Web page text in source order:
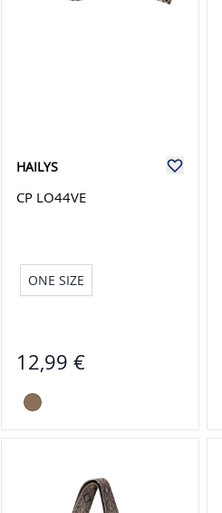
HAILYS
CP LO44VE
ONE SIZE
12,99 €